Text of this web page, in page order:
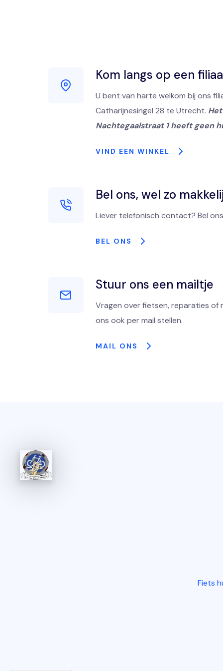
Kom langs op een
U bent van harte welkom bij ons
Catharijnesingel 28 te Utrecht.
Nachtegaalstraat 1 heeft geen
VIND EEN WINKEL
Bel ons, wel zo
Liever telefonisch contact? Bel
BEL ONS
Stuur ons een mailtje
Vragen over fietsen, reparaties of
ons ook per mail stellen.
MAIL ONS
Fiets